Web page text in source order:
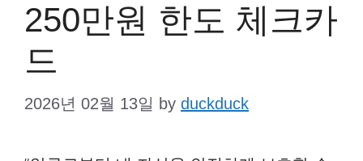
250만원 한도 체크카
드
2026년 02월 13일 by duckduck